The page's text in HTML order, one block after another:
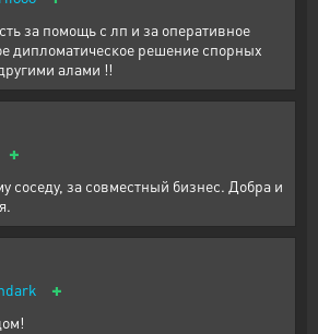
за помощь с лп и за оперативное
дипломатическое решение спорных
алами !!
+
соседу, за совместный бизнес. Добра и
+